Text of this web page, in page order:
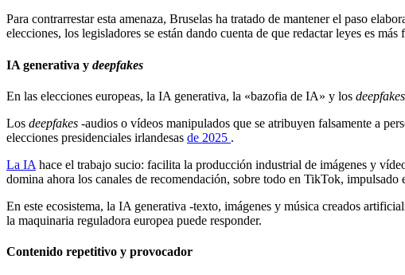
Para contrarrestar esta amenaza, Bruselas ha tratado de mantener el paso
elecciones, los legisladores se están dando cuenta de que redactar leyes es
IA generativa y deepfakes
En las elecciones europeas, la IA generativa, la «bazofia de IA» y los deepfakes
Los deepfakes -audios o vídeos manipulados que se atribuyen falsamente a
elecciones presidenciales irlandesas de 2025 .
La IA hace el trabajo sucio: facilita la producción industrial de imágenes y
domina ahora los canales de recomendación, sobre todo en TikTok,
En este ecosistema, la IA generativa -texto, imágenes y música creados
la maquinaria reguladora europea puede responder.
Contenido repetitivo y provocador